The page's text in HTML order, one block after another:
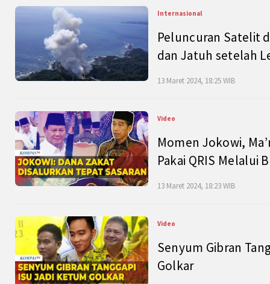
Internasional
Peluncuran Satelit
dan Jatuh setelah
13 Maret 2024, 18:25 WIB
Video
Momen Jokowi,
Pakai QRIS Melalui
13 Maret 2024, 18:23 WIB
Video
Senyum Gibran
Golkar